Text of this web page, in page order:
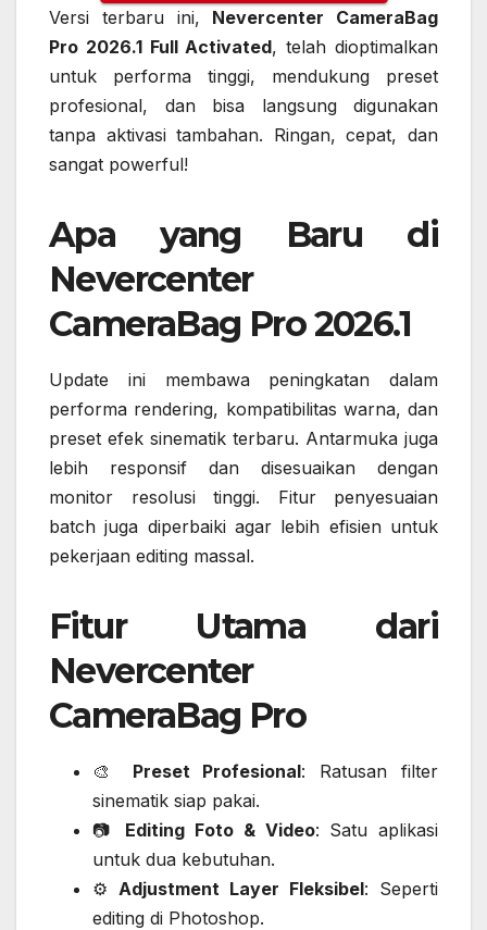
Versi terbaru ini, Nevercenter CameraBag
Pro 2026.1 Full Activated, telah dioptimalkan
untuk performa tinggi, mendukung preset
profesional, dan bisa langsung digunakan
tanpa aktivasi tambahan. Ringan, cepat, dan
sangat powerful!
Apa yang Baru di
Nevercenter
CameraBag Pro 2026.1
Update ini membawa peningkatan dalam
performa rendering, kompatibilitas warna, dan
preset efek sinematik terbaru. Antarmuka juga
lebih responsif dan disesuaikan dengan
monitor resolusi tinggi. Fitur penyesuaian
batch juga diperbaiki agar lebih efisien untuk
pekerjaan editing massal.
Fitur Utama dari
Nevercenter
CameraBag Pro
🎨 Preset Profesional: Ratusan filter
sinematik siap pakai.
📷 Editing Foto & Video: Satu aplikasi
untuk dua kebutuhan.
⚙️ Adjustment Layer Fleksibel: Seperti
editing di Photoshop.